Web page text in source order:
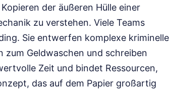
der äußeren Hülle einer
zu verstehen. Viele Teams
Sie entwerfen komplexe kriminelle
zum Geldwaschen und schreiben
Zeit und bindet Ressourcen,
das auf dem Papier großartig